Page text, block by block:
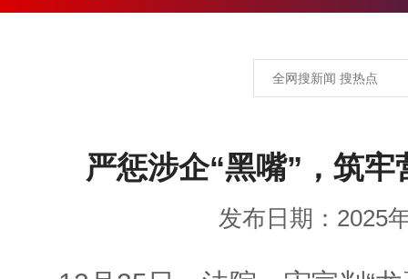
严惩涉企“黑嘴”，筑
发布日期：2025